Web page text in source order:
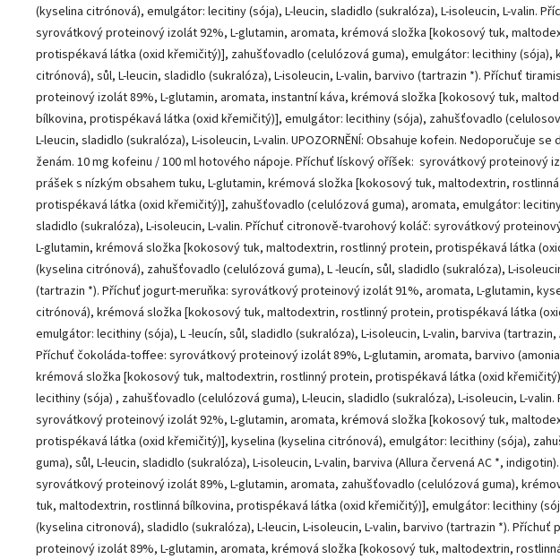
(kyselina citrónová), emulgátor: lecitiny (sója), L-leucin, sladidlo (sukralóza), L-isoleucin, L-valin.
syrovátkový proteinový izolát 92%, L-glutamin, aromata, krémová složka [kokosový tuk,
protispékavá látka (oxid křemičitý)], zahušťovadlo (celulózová guma), emulgátor: lecithiny (sója),
citrónová), sůl, L-leucin, sladidlo (sukralóza), L-isoleucin, L-valin, barvivo (tartrazin *). Příchuť
proteinový izolát 89%, L-glutamin, aromata, instantní káva, krémová složka [kokosový tuk,
bílkovina, protispékavá látka (oxid křemičitý)], emulgátor: lecithiny (sója), zahušťovadlo
L-leucin, sladidlo (sukralóza), L-isoleucin, L-valin. UPOZORNĚNÍ: Obsahuje kofein. Nedoporučuje
ženám. 10 mg kofeinu / 100 ml hotového nápoje. Příchuť lískový oříšek: syrovátkový proteinový
prášek s nízkým obsahem tuku, L-glutamin, krémová složka [kokosový tuk, maltodextrin,
protispékavá látka (oxid křemičitý)], zahušťovadlo (celulózová guma), aromata, emulgátor:
sladidlo (sukralóza), L-isoleucin, L-valin. Příchuť citronově-tvarohový koláč: syrovátkový
L-glutamin, krémová složka [kokosový tuk, maltodextrin, rostlinný protein, protispékavá látka
(kyselina citrónová), zahušťovadlo (celulózová guma), L -leucín, sůl, sladidlo (sukralóza), L-
(tartrazin *). Příchuť jogurt-meruňka: syrovátkový proteinový izolát 91%, aromata, L-glutamin,
citrónová), krémová složka [kokosový tuk, maltodextrin, rostlinný protein, protispékavá látka
emulgátor: lecithiny (sója), L -leucín, sůl, sladidlo (sukralóza), L-isoleucin, L-valin, barviva (tartrazin,
Příchuť čokoláda-toffee: syrovátkový proteinový izolát 89%, L-glutamin, aromata, barvivo
krémová složka [kokosový tuk, maltodextrin, rostlinný protein, protispékavá látka (oxid
lecithiny (sója) , zahušťovadlo (celulózová guma), L-leucin, sladidlo (sukralóza), L-isoleucin, L-
syrovátkový proteinový izolát 92%, L-glutamin, aromata, krémová složka [kokosový tuk,
protispékavá látka (oxid křemičitý)], kyselina (kyselina citrónová), emulgátor: lecithiny (sója),
guma), sůl, L-leucin, sladidlo (sukralóza), L-isoleucin, L-valin, barviva (Allura červená AC *,
syrovátkový proteinový izolát 89%, L-glutamin, aromata, zahušťovadlo (celulózová guma),
tuk, maltodextrin, rostlinná bílkovina, protispékavá látka (oxid křemičitý)], emulgátor: lecithiny
(kyselina citronová), sladidlo (sukralóza), L-leucin, L-isoleucin, L-valin, barvivo (tartrazin *).
proteinový izolát 89%, L-glutamin, aromata, krémová složka [kokosový tuk, maltodextrin,